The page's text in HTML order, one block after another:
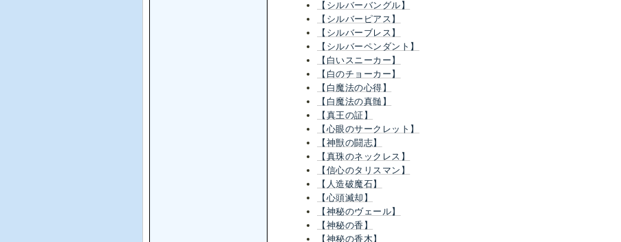
【シルバーバングル】
【シルバーピアス】
【シルバーブレス】
【シルバーペンダント】
【白いスニーカー】
【白のチョーカー】
【白魔法の心得】
【白魔法の真髄】
【真王の証】
【心眼のサークレット】
【神獣の闘志】
【真珠のネックレス】
【信心のタリスマン】
【人造破魔石】
【心頭滅却】
【神秘のヴェール】
【神秘の香】
【神秘の香木】